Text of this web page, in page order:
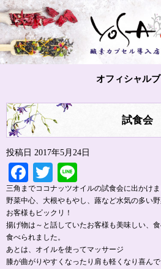
オフィシャル
試食会
投稿日 2017年5月24日
Facebook
Twitter
三角までココナッツオイルの試食会に出かけま
野菜中心、大根やもやし、蕗など水気の多い
お客様もビックリ！
揚げ物は～と話していたお客様も美味しい、
食べられました。
あとは、オイルを使ってマッサージ
膝が曲がりやすくなったり肩も軽くなり喜んで